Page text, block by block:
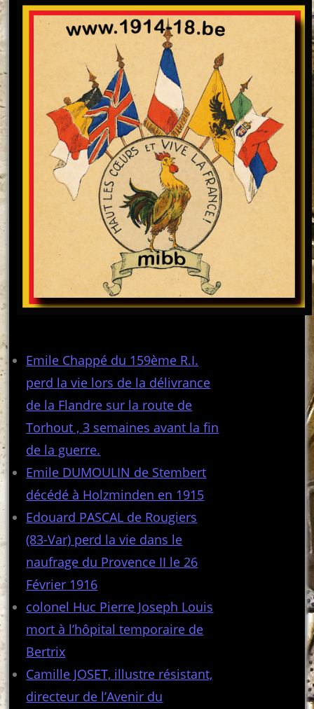
Emile Chappé du 159ème R.I.
perd la vie lors de la délivrance
de la Flandre sur la route de
Torhout , 3 semaines avant la fin
de la guerre.
Emile DUMOULIN de Stembert
décédé à Holzminden en 1915
Edouard PASCAL de Rougiers
(83-Var) perd la vie dans le
naufrage du Provence II le 26
Février 1916
colonel Huc Pierre Joseph Louis
mort à l’hôpital temporaire de
Bertrix
Camille JOSET, illustre résistant,
directeur de l’Avenir du